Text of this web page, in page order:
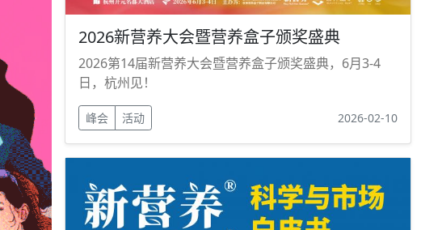
2026新营养大会暨营养盒子颁奖盛典
2026第14届新营养大会暨营养盒子颁奖盛典，6月3-4
日，杭州见！
峰会 活动 2026-02-10